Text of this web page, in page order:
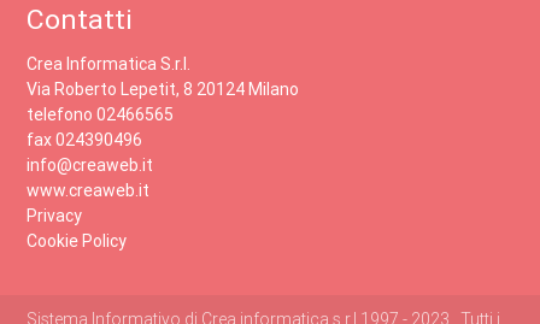
Contatti
Crea Informatica S.r.l.
Via Roberto Lepetit, 8 20124 Milano
telefono 02466565
fax 024390496
info@creaweb.it
www.creaweb.it
Privacy
Cookie Policy
Sistema Informativo di Crea informatica s.r.l 1997 - 2023 , Tutti i